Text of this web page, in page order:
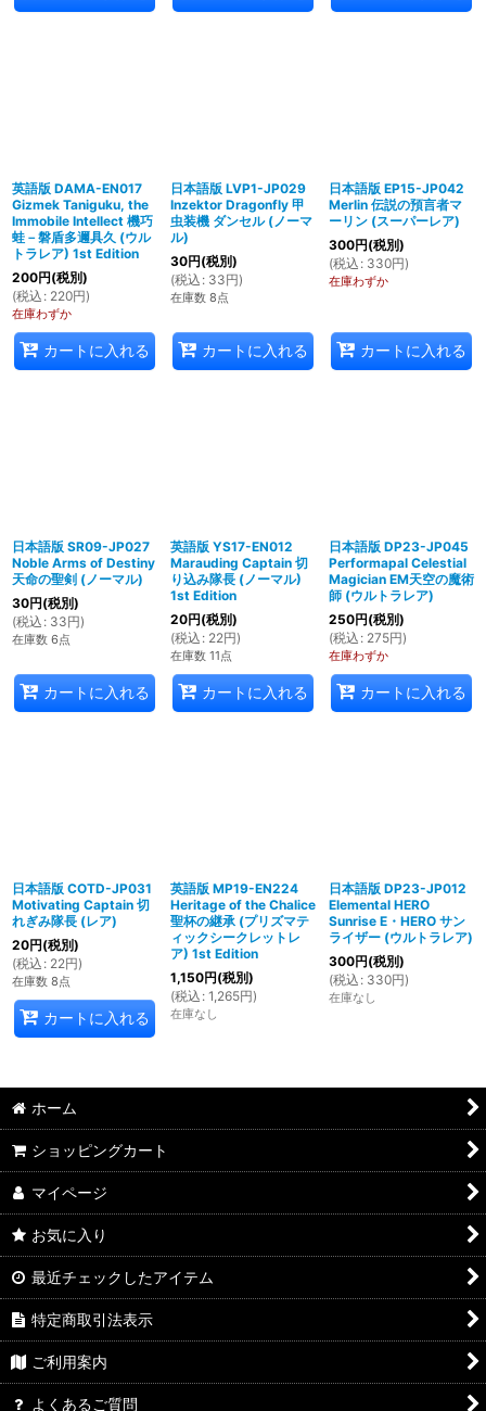
英語版 DAMA-EN017
Gizmek Taniguku, the
Immobile Intellect 機巧
蛙－磐盾多邇具久 (ウル
トラレア) 1st Edition
200円(税別)
(税込 : 220円)
在庫わずか
カートに入れる
日本語版 LVP1-JP029
Inzektor Dragonfly 甲
虫装機 ダンセル (ノーマ
ル)
30円(税別)
(税込 : 33円)
在庫数 8点
カートに入れる
日本語版 EP15-JP042
Merlin 伝説の預言者マ
ーリン (スーパーレア)
300円(税別)
(税込 : 330円)
在庫わずか
カートに入れる
日本語版 SR09-JP027
Noble Arms of Destiny
天命の聖剣 (ノーマル)
30円(税別)
(税込 : 33円)
在庫数 6点
カートに入れる
英語版 YS17-EN012
Marauding Captain 切
り込み隊長 (ノーマル)
1st Edition
20円(税別)
(税込 : 22円)
在庫数 11点
カートに入れる
日本語版 DP23-JP045
Performapal Celestial
Magician EM天空の魔術
師 (ウルトラレア)
250円(税別)
(税込 : 275円)
在庫わずか
カートに入れる
日本語版 COTD-JP031
Motivating Captain 切
れぎみ隊長 (レア)
20円(税別)
(税込 : 22円)
在庫数 8点
カートに入れる
英語版 MP19-EN224
Heritage of the Chalice
聖杯の継承 (プリズマテ
ィックシークレットレ
ア) 1st Edition
1,150円(税別)
(税込 : 1,265円)
在庫なし
日本語版 DP23-JP012
Elemental HERO
Sunrise E・HERO サン
ライザー (ウルトラレア)
300円(税別)
(税込 : 330円)
在庫なし
ホーム
ショッピングカート
マイページ
お気に入り
最近チェックしたアイテム
特定商取引法表示
ご利用案内
よくあるご質問